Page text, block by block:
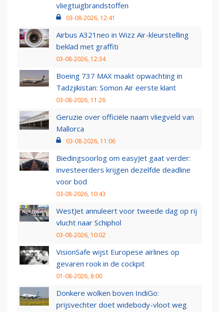
vliegtuigbrandstoffen
03-08-2026, 12:41
Airbus A321neo in Wizz Air-kleurstelling
beklad met graffiti
03-08-2026, 12:34
Boeing 737 MAX maakt opwachting in
Tadzjikistan: Somon Air eerste klant
03-08-2026, 11:26
Geruzie over officiële naam vliegveld van
Mallorca
03-08-2026, 11:06
Biedingsoorlog om easyJet gaat verder:
investeerders krijgen dezelfde deadline
voor bod
03-08-2026, 10:43
WestJet annuleert voor tweede dag op rij
vlucht naar Schiphol
03-08-2026, 10:02
VisionSafe wijst Europese airlines op
gevaren rook in de cockpit
01-08-2026, 8:00
Donkere wolken boven IndiGo:
prijsvechter doet widebody-vloot weg